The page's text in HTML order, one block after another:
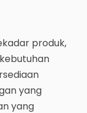
produk,
yang
yang